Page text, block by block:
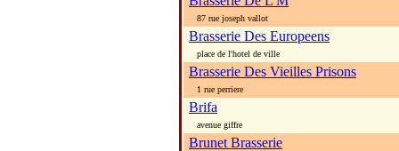
87 rue joseph vallot
Brasserie Des Europeens
place de l'hotel de ville
Brasserie Des Vieilles Prisons
1 rue perriere
Brifa
avenue giffre
Brunet Brasserie